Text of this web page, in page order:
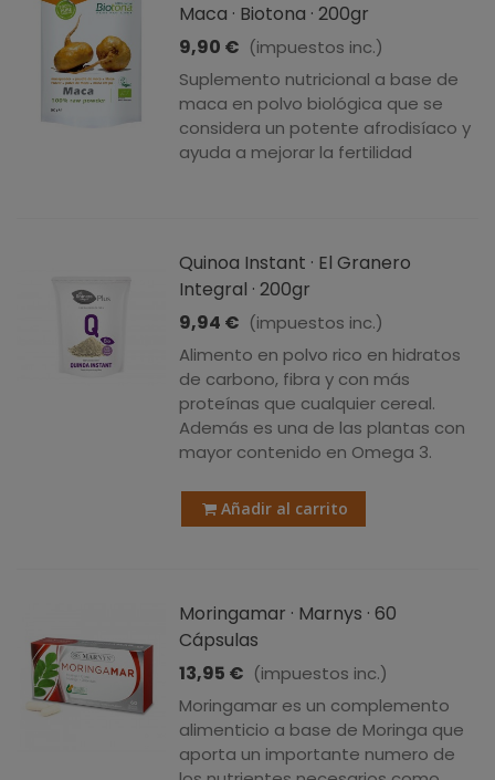
Maca · Biotona · 200gr
9,90 € (impuestos inc.)
Suplemento nutricional a base de
maca en polvo biológica que se
considera un potente afrodisíaco y
ayuda a mejorar la fertilidad
Quinoa Instant · El Granero
Integral · 200gr
9,94 € (impuestos inc.)
Alimento en polvo rico en hidratos
de carbono, fibra y con más
proteínas que cualquier cereal.
Además es una de las plantas con
mayor contenido en Omega 3.
Añadir al carrito
Moringamar · Marnys · 60
Cápsulas
13,95 € (impuestos inc.)
Moringamar es un complemento
alimenticio a base de Moringa que
aporta un importante numero de